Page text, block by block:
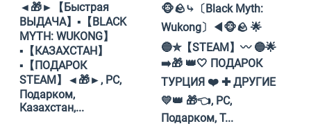
◄🎁►【Быстрая
ВЫДАЧА】▪️【BLACK
MYTH: WUKONG】
▪️【КАЗАХСТАН】
▪️【ПОДАРОК
STEAM】◄🎁►, PC,
Подарком,
Казахстан,...
🐵🪨⤷〔Black Myth:
Wukong〕◀🐵🪨 🌟
🔵✮【STEAM】〰 🔵🌟
➡️🎁 👑🤍 ПОДАРОК
ТУРЦИЯ ❤️ ✚ ДРУГИЕ
💛👑 🎁👈, PC,
Подарком, Т...